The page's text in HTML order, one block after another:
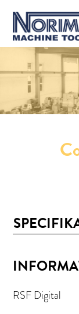
RSF Digital